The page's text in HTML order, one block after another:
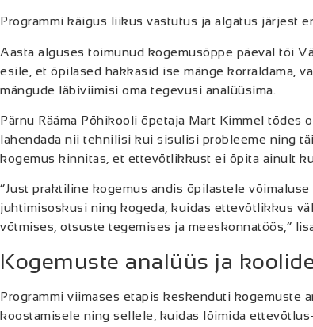
Programmi käigus liikus vastutus ja algatus järjest
Aasta alguses toimunud kogemusõppe päeval tõi
esile, et õpilased hakkasid ise mänge korraldama,
mängude läbiviimisi oma tegevusi analüüsima.
Pärnu Rääma Põhikooli õpetaja Mart Kimmel tõdes
lahendada nii tehnilisi kui sisulisi probleeme ning
kogemus kinnitas, et ettevõtlikkust ei õpita ainult
“Just praktiline kogemus andis õpilastele
juhtimisoskusi ning kogeda, kuidas ettevõtlikkus
võtmises, otsuste tegemises ja meeskonnatöös,”
Kogemuste analüüs ja
Programmi viimases etapis keskenduti kogemuste
koostamisele ning sellele, kuidas lõimida